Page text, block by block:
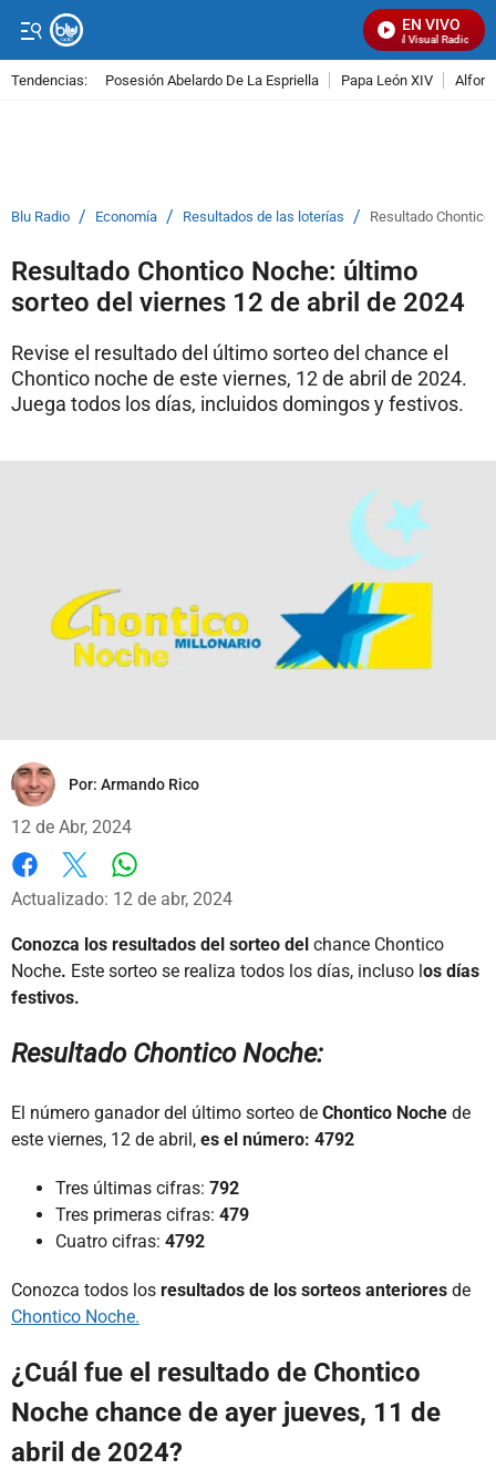
EN VIVO
Señal Visual Radio
Tendencias: Posesión Abelardo De La Espriella Papa León XIV
Blu Radio / Economía / Resultados de las loterías / Resultado
Resultado Chontico Noche: último
sorteo del viernes 12 de abril de 2024
Revise el resultado del último sorteo del chance el
Chontico noche de este viernes, 12 de abril de 2024.
Juega todos los días, incluidos domingos y festivos.
Por: Armando Rico
12 de Abr, 2024
Facebook
X
Actualizado: 12 de abr, 2024
Conozca los resultados del sorteo del chance Chontico
Noche. Este sorteo se realiza todos los días, incluso los días
festivos.
Resultado Chontico Noche:
El número ganador del último sorteo de Chontico Noche de
este viernes, 12 de abril, es el número: 4792
Tres últimas cifras: 792
Tres primeras cifras: 479
Cuatro cifras: 4792
Conozca todos los resultados de los sorteos anteriores de
Chontico Noche.
¿Cuál fue el resultado de Chontico
Noche chance de ayer jueves, 11 de
abril de 2024?